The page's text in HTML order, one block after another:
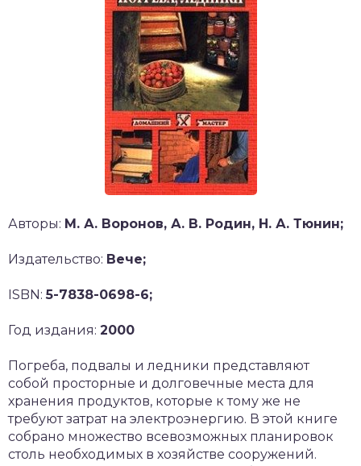
Авторы: М. А. Воронов, А. В. Родин, Н. А. Тюнин;
Издательство: Вече;
ISBN:5-7838-0698-6;
Год издания: 2000
Погреба, подвалы и ледники представляют
собой просторные и долговечные места для
хранения продуктов, которые к тому же не
требуют затрат на электроэнергию. В этой книге
собрано множество всевозможных планировок
столь необходимых в хозяйстве сооружений.